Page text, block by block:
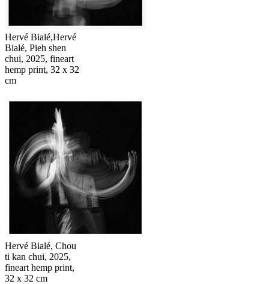
Hervé Bialé,Hervé
Bialé, Pieh shen
chui, 2025, fineart
hemp print, 32 x 32
cm
Hervé Bialé, Chou
ti kan chui, 2025,
fineart hemp print,
32 x 32 cm